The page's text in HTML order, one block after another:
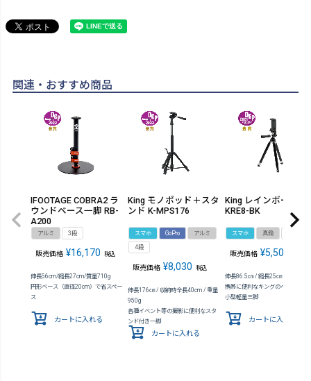
関連・おすすめ商品
IFOOTAGE COBRA2 ラ
ウンドベース一脚 RB-
A200
アルミ 3段
販売価格 ¥16,170 税込
伸長56cm/縮長27cm/質量710g
円形ベース（直径20cm）で省スペー
ス
カートに入れる
King モノポッド＋スタ
ンド K-MPS176
スマホ GoPro
アルミ
4段
販売価格 ¥8,030 税込
伸長176㎝ / 収納時全長40cm / 重量
950g
各種イベント等の撮影に便利なスタ
ンド付き一脚
カートに入れる
King レインボーエイ
KRE8-BK
スマホ 真鍮
販売価格 ¥5,500
伸長86.5㎝ / 縮長25㎝ / 重量415g
携帯に便利なキングのベストセラ
小型軽量三脚
カートに入れる